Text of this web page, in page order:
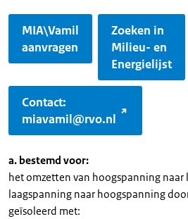
MIA\Vamil
aanvragen
Zoeken in
Milieu- en
Energielijst
Contact:
miavamil@rvo.nl
a. bestemd voor:
het omzetten van hoogspanning naar
laagspanning naar hoogspanning
geïsoleerd met: